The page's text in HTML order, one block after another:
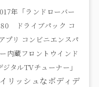
年「ランドローバー
ドライブパック コ
リ コンビニエンスパ
内蔵フロントウインド
ルTVチューナー」
リッシュなボディデ